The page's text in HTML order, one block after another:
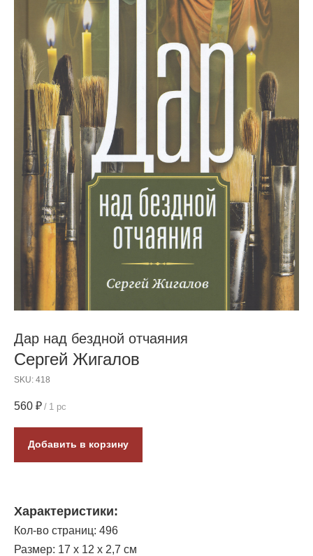
Дар над бездной отчаяния
Сергей Жигалов
SKU: 418
560 ₽ / 1 pc
Добавить в корзину
Характеристики:
Кол-во страниц: 496
Размер: 17 х 12 х 2,7 см